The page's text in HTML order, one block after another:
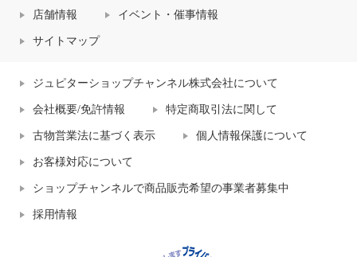
店舗情報 イベント・催事情報
サイトマップ
ジュピターショップチャンネル株式会社について
会社概要/免許情報 特定商取引法に関して
古物営業法に基づく表示 個人情報保護について
お客様対応について
ショップチャンネルで商品販売希望の事業者募集中
採用情報